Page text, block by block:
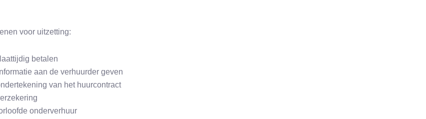
voor uitzetting:
betalen
aan de verhuurder geven
van het huurcontract
onderverhuur